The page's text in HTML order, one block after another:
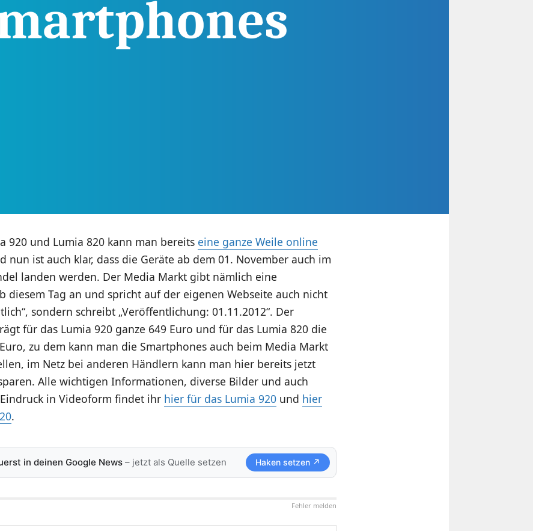
920 und Lumia 820 kann man bereits eine ganze Weile online
nun ist auch klar, dass die Geräte ab dem 01. November auch im
landen werden. Der Media Markt gibt nämlich eine
diesem Tag an und spricht auf der eigenen Webseite auch nicht
sondern schreibt „Veröffentlichung: 01.11.2012“. Der
für das Lumia 920 ganze 649 Euro und für das Lumia 820 die
zu dem kann man die Smartphones auch beim Media Markt
im Netz bei anderen Händlern kann man hier bereits jetzt
Alle wichtigen Informationen, diverse Bilder und auch
in Videoform findet ihr hier für das Lumia 920und hier
.
in deinen Google News– jetzt als Quelle setzen Haken setzen ↗
Fehler melden